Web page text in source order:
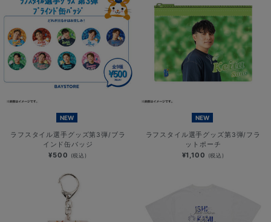
NEW
ラフスタイル選手グッズ第3弾/ブラ
インド缶バッジ
¥500 (税込)
NEW
ラフスタイル選手グッズ第3弾/フラ
ットポーチ
¥1,100 (税込)